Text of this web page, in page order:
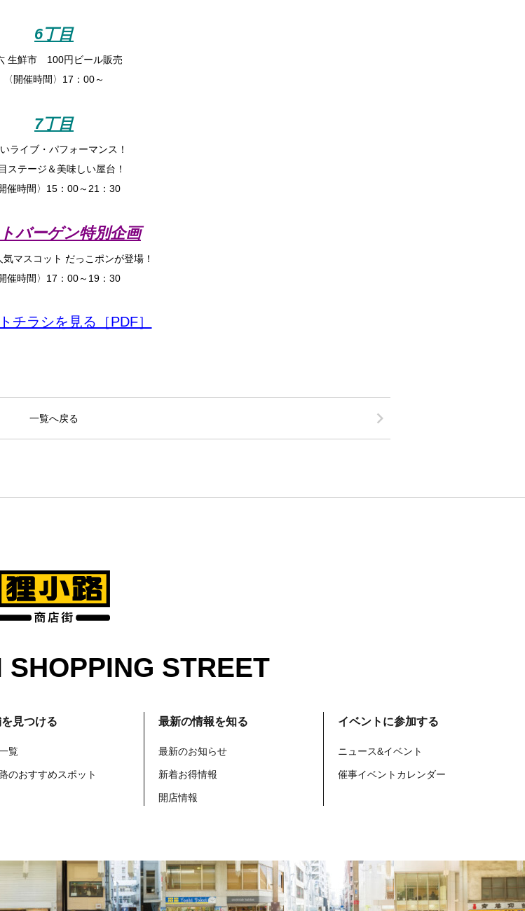
6丁目
生鮮市 100円ビール販売
〈開催時間〉17：00～
7丁目
ライブ・パフォーマンス！
ステージ＆美味しい屋台！
開催時間〉15：00～21：30
バーゲン特別企画
マスコット だっこポンが登場！
開催時間〉17：00～19：30
チラシを見る［PDF］
一覧へ戻る chevron_right
STREET
見つける
覧
のおすすめスポット
最新の情報を知る
最新のお知らせ
新着お得情報
開店情報
イベントに参加する
ニュース&イベント
催事イベントカレンダー